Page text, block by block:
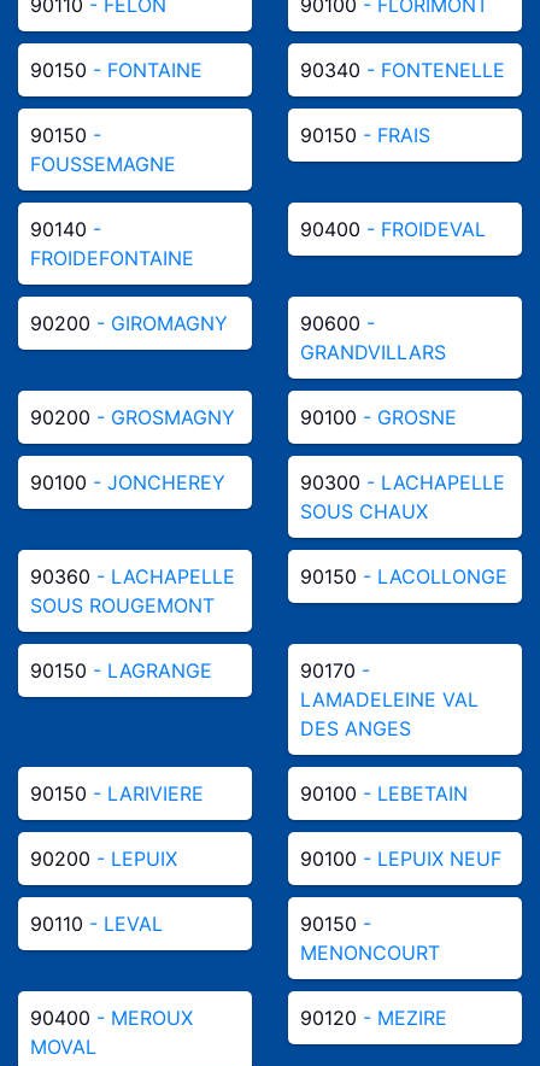
90150 - FONTAINE 90340 - FONTENELLE
90150 -
FOUSSEMAGNE
90150 - FRAIS
90140 -
FROIDEFONTAINE
90400 - FROIDEVAL
90200 - GIROMAGNY 90600 -
GRANDVILLARS
90200 - GROSMAGNY 90100 - GROSNE
90100 - JONCHEREY 90300 - LACHAPELLE
SOUS CHAUX
90360 - LACHAPELLE
SOUS ROUGEMONT
90150 - LACOLLONGE
90150 - LAGRANGE 90170 -
LAMADELEINE VAL
DES ANGES
90150 - LARIVIERE 90100 - LEBETAIN
90200 - LEPUIX 90100 - LEPUIX NEUF
90110 - LEVAL 90150 -
MENONCOURT
90400 - MEROUX
MOVAL
90120 - MEZIRE